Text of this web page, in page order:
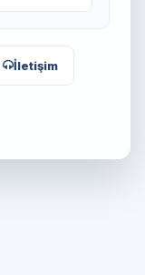
İletişim